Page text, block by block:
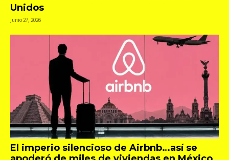
Unidos
junio 27, 2026
El imperio silencioso de Airbnb…así se